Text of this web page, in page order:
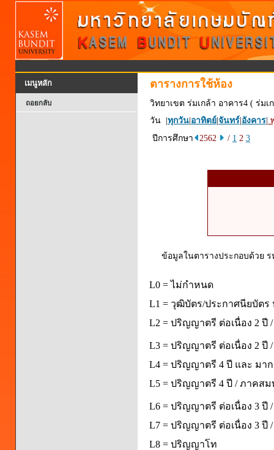
เมนูหลัก
ถอยกลับ
ตารางการใช้ห้อง
วิทยาเขต ร่มเกล้า อาคาร4 ( ร่มเ
วัน | ทุกวัน อาทิตย์ จันทร์ อังคาร
ปีการศึกษา
2562 / 1 2 3
ข้อมูลในตารางประกอบด้วย
L0 = ไม่กำหนด
L1 = วุฒิบัตร/ประกาศนียบัตร
L2 = ปริญญาตรี ต่อเนื่อง 2 ปี
L3 = ปริญญาตรี ต่อเนื่อง 2 ปี
L4 = ปริญญาตรี 4 ปี และ มา
L5 = ปริญญาตรี 4 ปี / ภาคส
L6 = ปริญญาตรี ต่อเนื่อง 3 ปี
L7 = ปริญญาตรี ต่อเนื่อง 3 ปี
L8 = ปริญญาโท